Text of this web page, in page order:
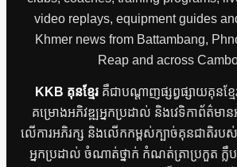
video replays, equipment guides
Khmer news from Battambang,
Reap and across
KKB គុនខ្មែរគឺជាបណ្តាញផ្សព្វផ្សាយគុនខ្មែរ
គម្រោងអភិវឌ្ឍអ្នកប្រដាល់ និងវេទិកាព័ត៌មាន
លើការអភិរក្ស និងលើកកម្ពស់ក្បាច់គុនជាតិរបស់ក
អ្នកប្រដាល់ ចំណាត់ថ្នាក់ កំណត់ត្រាប្រកួត ក្លឹប